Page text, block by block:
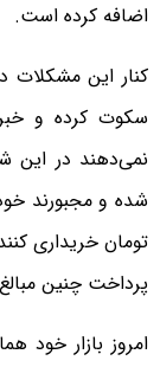
اضافه کرده است.
کنار این
سکوت کرده و
نمی‌دهند در این
تومان خریداری
پرداخت چنین
امروز بازار خود